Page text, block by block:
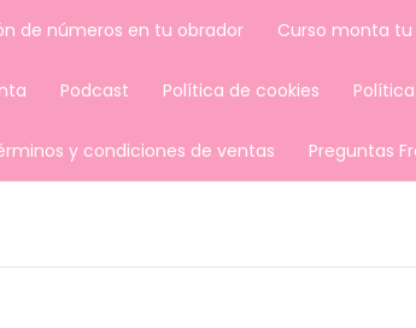
de números en tu obrador Curso monta
Podcast Política de cookies
y condiciones de ventas Preguntas